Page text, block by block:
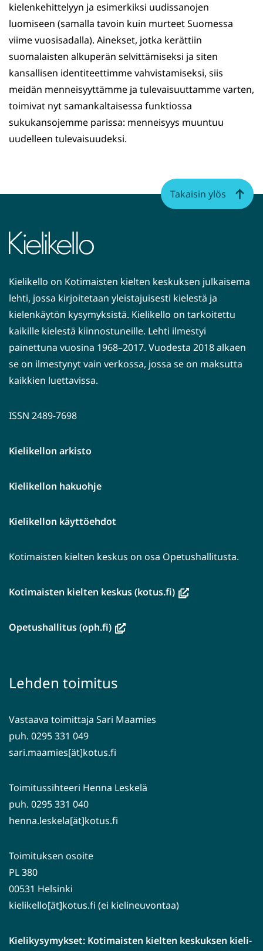
kielenkehittelyyn ja esimerkiksi uudissanojen
luomiseen (samalla tavoin kuin murteet Suomessa
viime vuosisadalla). Ainekset, jotka kerättiin
suomalaisten alkuperän selvittämiseksi ja siten
kansallisen identiteettimme vahvistamiseksi, siis
meidän menneisyyttämme ja tulevaisuuttamme varten,
toimivat nyt samankaltaisessa funktiossa
sukukansojemme parissa: menneisyys muuntuu
uudelleen tulevaisuudeksi.
Kielikello on Kotimaisten kielten keskuksen julkaisema
lehti, jossa kirjoitetaan yleistajuisesti kielestä ja
kielenkäytön kysymyksistä. Kielikello on tarkoitettu
kaikille kielestä kiinnostuneille. Lehti ilmestyi
painettuna vuosina 1968–2017. Vuodesta 2018 alkaen
se on ilmestynyt vain verkossa, jossa se on maksutta
kaikkien luettavissa.
ISSN 2489-7698
Kielikellon arkisto
Kielikellon hakuohje
Kielikellon käyttöehdot
Kotimaisten kielten keskus on osa Opetushallitusta.
Kotimaisten kielten keskus (kotus.fi)(avautuu
Opetushallitus (oph.fi)(avautuu
toiseen
Lehden toimitus
Vastaava toimittaja Sari Maamies
puh. 0295 331 049
sari.maamies[ät]kotus.fi
Toimitussihteeri Henna Leskelä
puh. 0295 331 040
henna.leskela[ät]kotus.fi
Toimituksen osoite
PL 380
00531 Helsinki
kielikello[ät]kotus.fi (ei kielineuvontaa)
Kielikysymykset: Kotimaisten kielten keskuksen kieli-
Takaisin ylös